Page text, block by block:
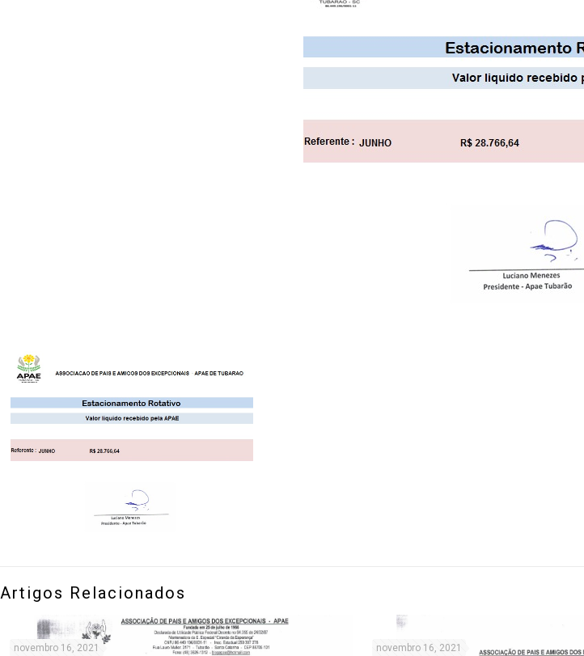
Artigos Relacionados
novembro 16, 2021 novembro 16, 2021